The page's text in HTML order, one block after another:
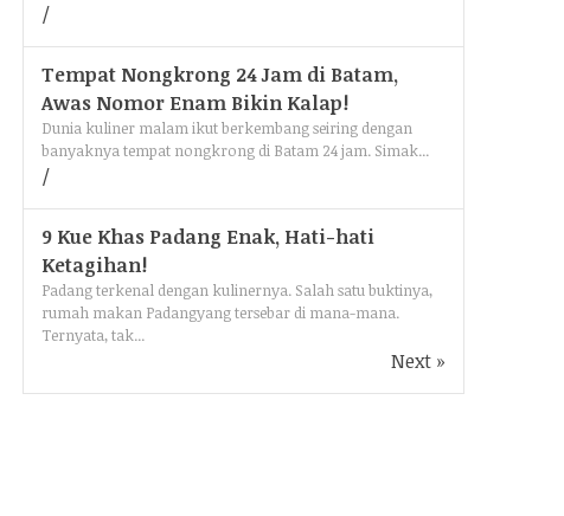
Tempat Nongkrong 24 Jam di Batam,
Awas Nomor Enam Bikin Kalap!
Dunia kuliner malam ikut berkembang seiring dengan
banyaknya tempat nongkrong di Batam 24 jam. Simak...
9 Kue Khas Padang Enak, Hati-hati
Ketagihan!
Padang terkenal dengan kulinernya. Salah satu buktinya,
rumah makan Padangyang tersebar di mana-mana.
Ternyata, tak...
Next »